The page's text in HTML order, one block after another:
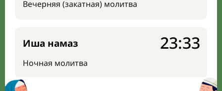
Вечерняя (закатная) молитва
Иша намаз
Ночная молитва
23:33